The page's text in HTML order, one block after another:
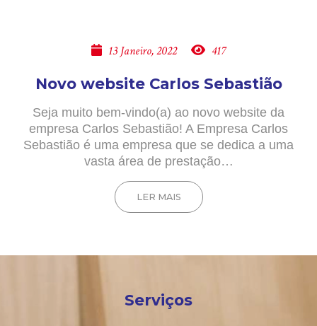
13 Janeiro, 2022 417
Novo website Carlos Sebastião
Seja muito bem-vindo(a) ao novo website da
empresa Carlos Sebastião! A Empresa Carlos
Sebastião é uma empresa que se dedica a uma
vasta área de prestação…
LER MAIS
Serviços